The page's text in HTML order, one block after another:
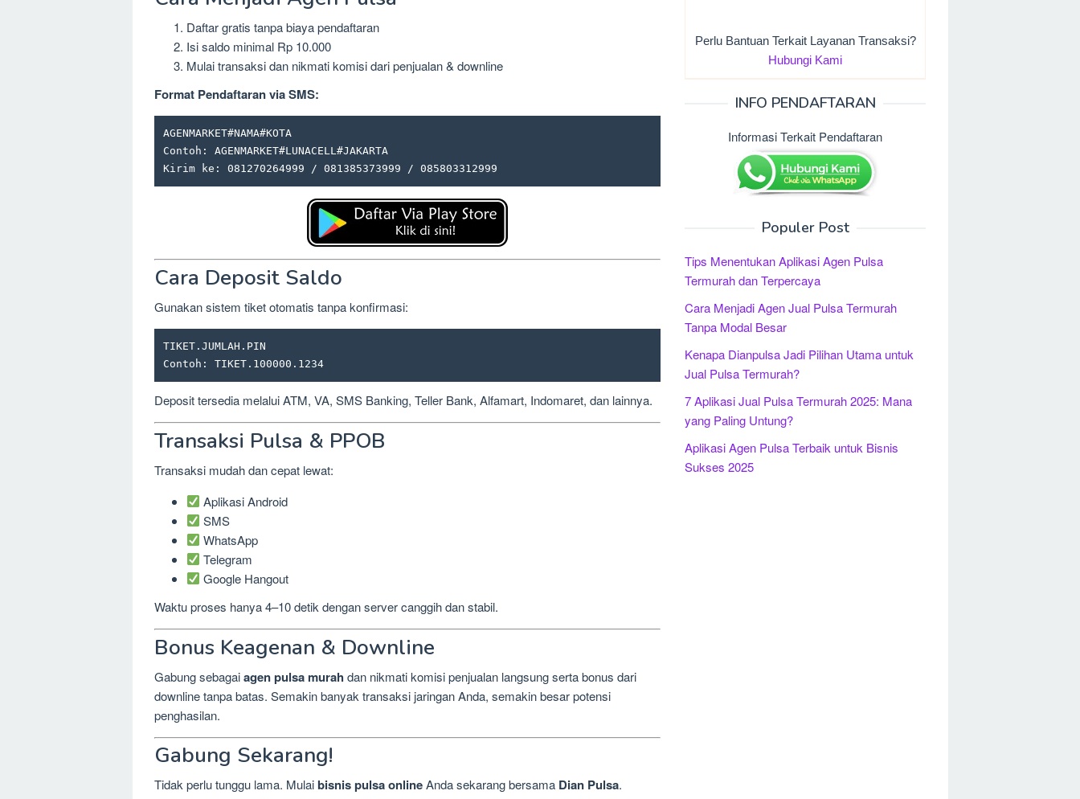
Daftar gratis tanpa biaya pendaftaran
Isi saldo minimal Rp 10.000
Mulai transaksi dan nikmati komisi dari penjualan & downline
Format Pendaftaran via SMS:
AGENMARKET#NAMA#KOTA
Contoh: AGENMARKET#LUNACELL#JAKARTA
Kirim ke: 081270264999 / 081385373999 / 085803312999
Cara Deposit Saldo
Gunakan sistem tiket otomatis tanpa konfirmasi:
TIKET.JUMLAH.PIN
Contoh: TIKET.100000.1234
Deposit tersedia melalui ATM, VA, SMS Banking, Teller Bank, Alfamart, Indomaret, dan lainnya.
Transaksi Pulsa & PPOB
Transaksi mudah dan cepat lewat:
Aplikasi Android
SMS
WhatsApp
Telegram
Google Hangout
Waktu proses hanya 4–10 detik dengan server canggih dan stabil.
Bonus Keagenan & Downline
Gabung sebagaiagen pulsa murah dan nikmati komisi penjualan langsung serta bonus dari
downline tanpa batas. Semakin banyak transaksi jaringan Anda, semakin besar potensi
penghasilan.
Gabung Sekarang!
Tidak perlu tunggu lama. Mulaibisnis pulsa onlineAnda sekarang bersama Dian Pulsa.
Perlu Bantuan Terkait Layanan Transaksi?
Hubungi Kami
INFO PENDAFTARAN
Informasi Terkait Pendaftaran
Populer Post
Tips Menentukan Aplikasi Agen Pulsa
Termurah dan Terpercaya
Cara Menjadi Agen Jual Pulsa Termurah
Tanpa Modal Besar
Kenapa Dianpulsa Jadi Pilihan Utama untuk
Jual Pulsa Termurah?
7 Aplikasi Jual Pulsa Termurah 2025: Mana
yang Paling Untung?
Aplikasi Agen Pulsa Terbaik untuk Bisnis
Sukses 2025